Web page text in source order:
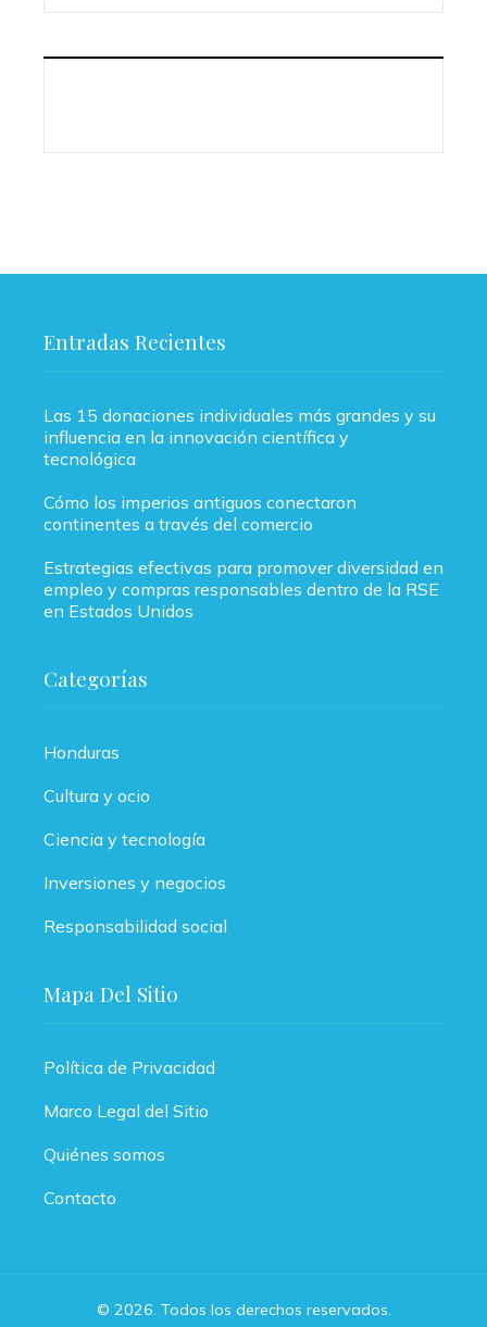
Entradas Recientes
Las 15 donaciones individuales más grandes y su
influencia en la innovación científica y
tecnológica
Cómo los imperios antiguos conectaron
continentes a través del comercio
Estrategias efectivas para promover diversidad en
empleo y compras responsables dentro de la RSE
en Estados Unidos
Categorías
Honduras
Cultura y ocio
Ciencia y tecnología
Inversiones y negocios
Responsabilidad social
Mapa Del Sitio
Política de Privacidad
Marco Legal del Sitio
Quiénes somos
Contacto
© 2026. Todos los derechos reservados.